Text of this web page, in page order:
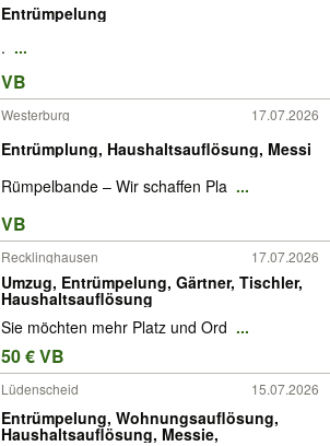
Entrümpelung
. ...
VB
Westerburg 17.07.2026
Entrümplung, Haushaltsauflösung, Messi
Rümpelbande – Wir schaffen Pla ...
VB
Recklinghausen 17.07.2026
Umzug, Entrümpelung, Gärtner, Tischler,
Haushaltsauflösung
Sie möchten mehr Platz und Ord ...
50 € VB
Lüdenscheid 15.07.2026
Entrümpelung, Wohnungsauflösung,
Haushaltsauflösung, Messie,